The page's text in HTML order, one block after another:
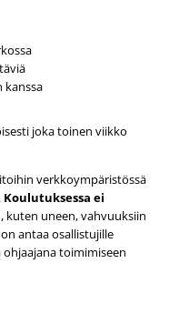
kanssa
joka toinen viikko
verkkoympäristössä
Koulutuksessa ei
, kuten uneen, vahvuuksiin
antaa osallistujille
toimimiseen